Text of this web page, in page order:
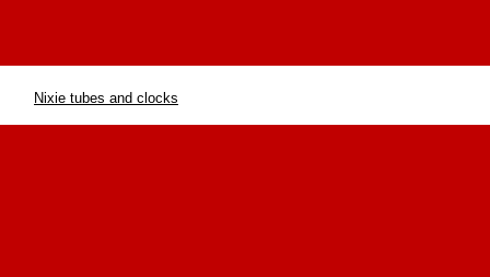
Nixie tubes and clocks